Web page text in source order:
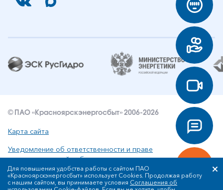
© ПАО «Красноярскэнергосбыт» 2006-2026
Карта сайта
Уведомление об ответственности и праве
интеллектуальной собственности
Политика ПАО «Красноярскэнергосбыт» в отношении
обработки персональных данных
Для повышения удобства работы с сайтом ПАО
«Красноярскэнергосбыт» использует Cookies. Продолжая работу
с нашим сайтом, вы принимаете условия Соглашения об